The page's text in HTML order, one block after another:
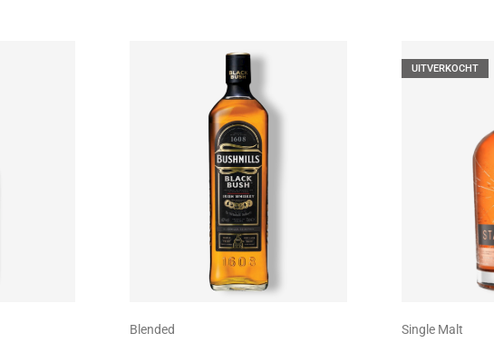
Blended
UITVERKOCHT
Single Malt